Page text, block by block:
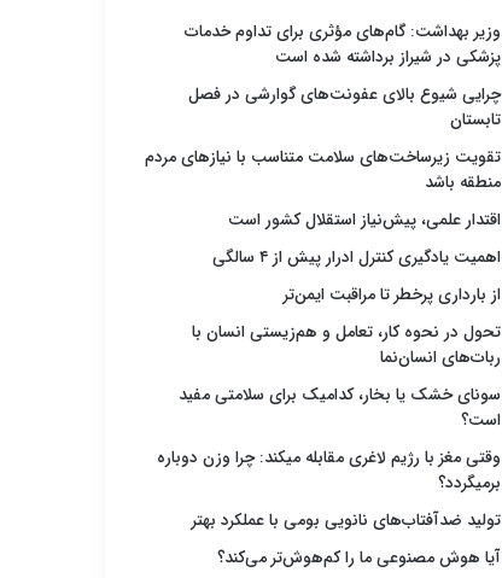
وزیر بهداشت: گام‌های مؤثری برای تداوم خدمات
پزشکی در شیراز برداشته شده است
چرایی شیوع بالای عفونت‌های گوارشی در فصل
تابستان
تقویت زیرساخت‌های سلامت متناسب با نیازهای مردم
منطقه باشد
اقتدار علمی، پیش‌نیاز استقلال کشور است
اهمیت یادگیری کنترل ادرار پیش از ۴ سالگی
از بارداری پرخطر تا مراقبت ایمن‌تر
تحول در نحوه کار، تعامل و هم‌زیستی انسان با
ربات‌های انسان‌نما
سونای خشک یا بخار، کدامیک برای سلامتی مفید
است؟
وقتی مغز با رژیم لاغری مقابله میکند: چرا وزن دوباره
برمیگردد؟
تولید ضدآفتاب‌های نانویی بومی با عملکرد بهتر
آیا هوش مصنوعی ما را کم‌هوش‌تر می‌کند؟